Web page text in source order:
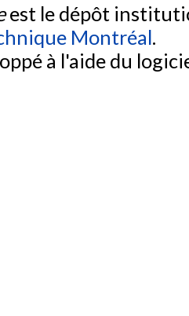
est le dépôt
Montréal.
à l'aide du